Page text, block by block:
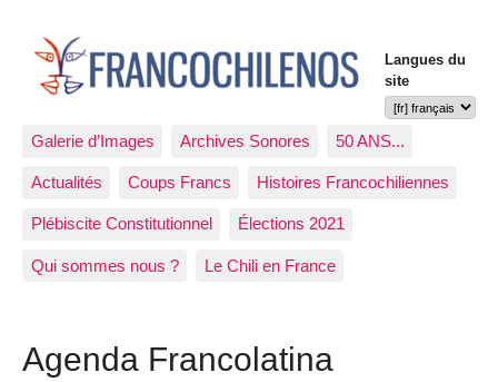
Langues du
site
Galerie d’Images Archives Sonores 50 ANS...
Actualités Coups Francs Histoires Francochiliennes
Plébiscite Constitutionnel Élections 2021
Qui sommes nous ? Le Chili en France
Agenda Francolatina